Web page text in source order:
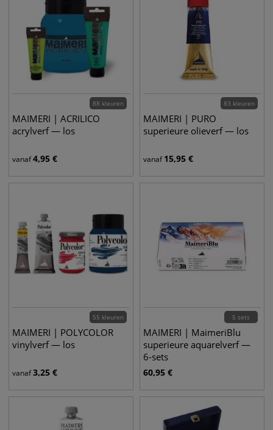
88 kleuren
MAIMERI | ACRILICO
acrylverf — los
vanaf4,95 €
83 kleuren
MAIMERI | PURO
superieure olieverf — los
vanaf 15,95 €
55 kleuren
MAIMERI | POLYCOLOR
vinylverf — los
vanaf3,25 €
5 sets
MAIMERI | MaimeriBlu
superieure aquarelverf —
6-sets
60,95 €